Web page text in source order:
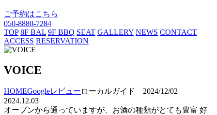
ご予約はこちら
050-8880-7284
TOP 8F BAL 9F BBQ SEAT GALLERY NEWS CONTACT
ACCESS RESERVATION
VOICE
HOMEGoogleレビュー ローカルガイド 2024/12/02
2024.12.03
オープンから通っていますが、お酒の種類がとても豊富 好